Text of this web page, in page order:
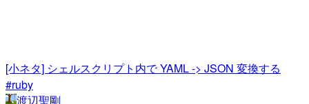
[小ネタ] シェルスクリプト内で YAML -> JSON 変換する
#ruby
渡辺聖剛